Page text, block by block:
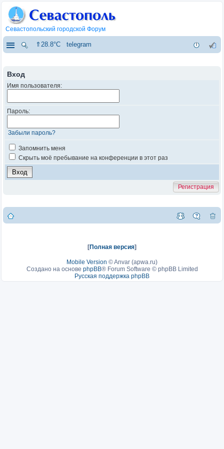
Севастопольский городской Форум
⇑28.8°C telegram
Вход
Имя пользователя:
Пароль:
Забыли пароль?
Запомнить меня
Скрыть моё пребывание на конференции в этот раз
Регистрация
[Полная версия]
Mobile Version ©Anvar (apwa.ru)
Создано на основе phpBB® Forum Software © phpBB Limited
Русская поддержка phpBB